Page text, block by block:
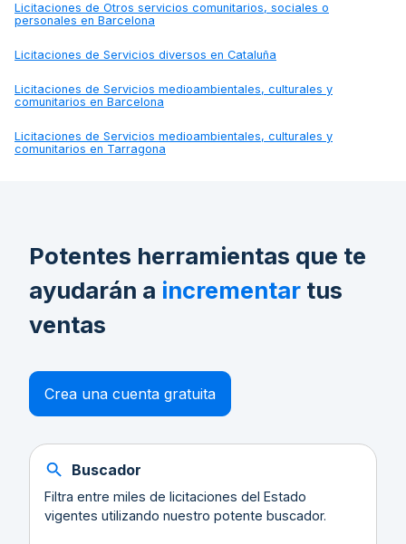
Licitaciones de Otros servicios comunitarios, sociales o
personales en Barcelona
Licitaciones de Servicios diversos en Cataluña
Licitaciones de Servicios medioambientales, culturales y
comunitarios en Barcelona
Licitaciones de Servicios medioambientales, culturales y
comunitarios en Tarragona
Potentes herramientas que te
ayudarán a incrementar tus
ventas
Crea una cuenta gratuita
Buscador
Filtra entre miles de licitaciones del Estado
vigentes utilizando nuestro potente buscador.